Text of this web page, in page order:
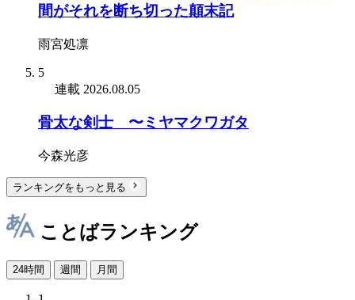
間がそれを断ち切った顛末記
雨宮処凛
5
連載 2026.08.05
骨太な剣士 〜ミヤマクワガタ
今森光彦
ランキングをもっと見る
ことばランキング
24時間 週間 月間